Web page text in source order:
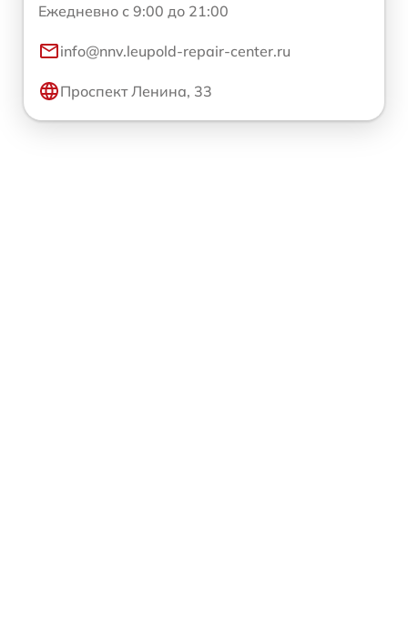
Ежедневно с 9:00 до 21:00
info@nnv.leupold-repair-center.ru
Проспект Ленина, 33